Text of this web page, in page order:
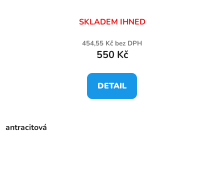
SKLADEM IHNED
454,55 Kč bez DPH
550 Kč
DETAIL
antracitová